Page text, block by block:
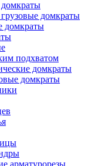
домкраты
домкраты
домкраты
подхватом
домкраты
домкраты
арматурорезы